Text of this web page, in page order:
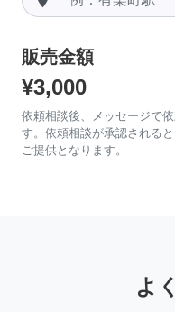
販売金額
¥3,000
依頼相談後、メッセージで
す。依頼相談が承認される
ご提供となります。
よ